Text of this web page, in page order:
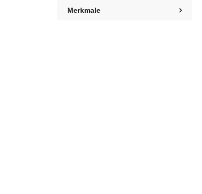
Merkmale